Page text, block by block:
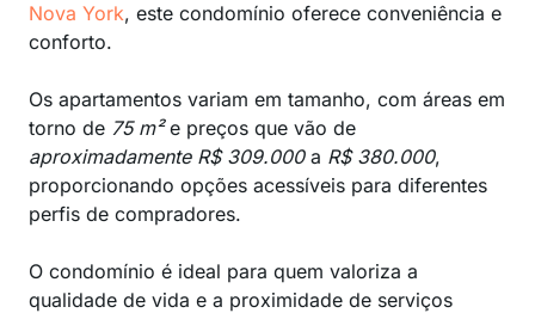
Nova York, este condomínio oferece conveniência e
conforto.
Os apartamentos variam em tamanho, com áreas em
torno de 75 m²e preços que vão de
aproximadamente R$ 309.000a R$ 380.000,
proporcionando opções acessíveis para diferentes
perfis de compradores.
O condomínio é ideal para quem valoriza a
qualidade de vida e a proximidade de serviços